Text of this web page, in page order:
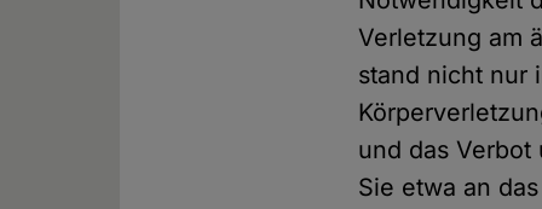
Verletzung am
stand nicht nur
und das Verbot
Sie etwa an